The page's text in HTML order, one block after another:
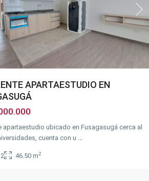
Next
APARTAESTUDIO EN
apartaestudio ubicado en Fusagasugá cerca al
cuenta con u ...
2 46.50 m2